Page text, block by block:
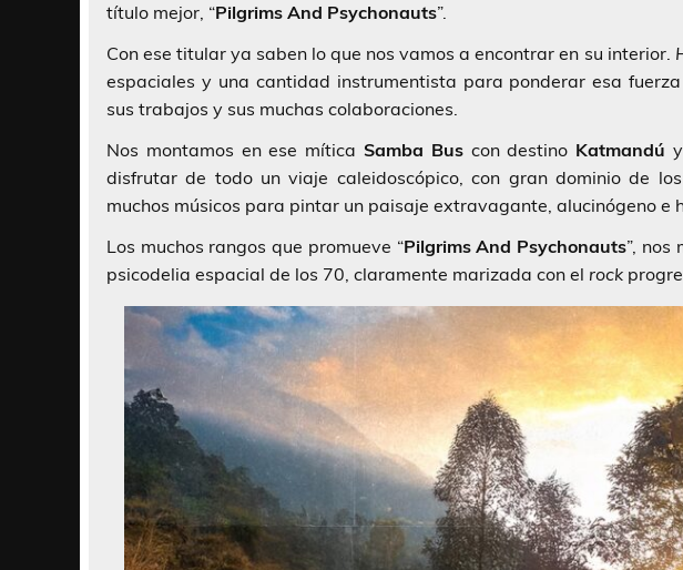
título mejor, “Pilgrims And Psychonauts”.
Con ese titular ya saben lo que nos vamos a encontrar en su interior.
espaciales y una cantidad instrumentista para ponderar esa
sus trabajos y sus muchas colaboraciones.
Nos montamos en ese mítica Samba Buscon destino Katmandú
disfrutar de todo un viaje caleidoscópico, con gran dominio de
muchos músicos para pintar un paisaje extravagante, alucinógeno e
Los muchos rangos que promueve “Pilgrims And Psychonauts”, nos
psicodelia espacial de los 70, claramente marizada con el rock